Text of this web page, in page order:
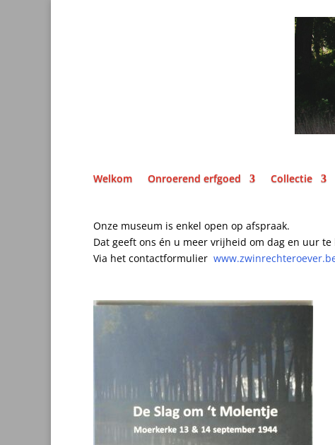
Welkom Onroerend erfgoed Collectie
Onze museum is enkel open op afspraak.
Dat geeft ons én u meer vrijheid om dag en uur te
Via het contactformulier